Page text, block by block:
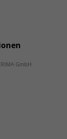
GmbH